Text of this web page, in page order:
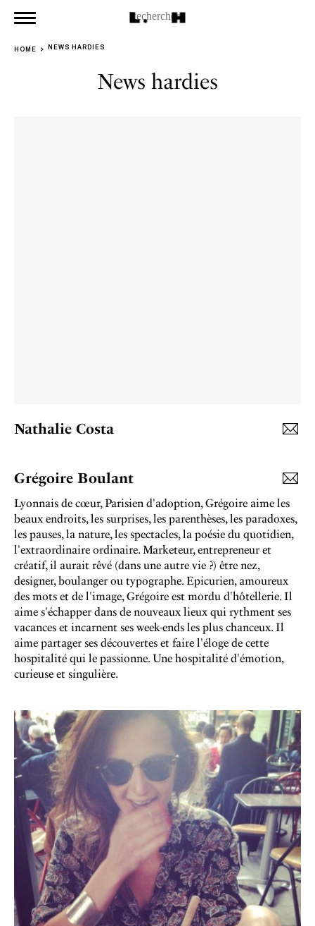
HOME NEWS HARDIES
News hardies
Nathalie Costa
Grégoire Boulant
Lyonnais de cœur, Parisien d'adoption, Grégoire aime les
beaux endroits, les surprises, les parenthèses, les paradoxes,
les pauses, la nature, les spectacles, la poésie du quotidien,
l'extraordinaire ordinaire. Marketeur, entrepreneur et
créatif, il aurait rêvé (dans une autre vie ?) être nez,
designer, boulanger ou typographe. Epicurien, amoureux
des mots et de l'image, Grégoire est mordu d'hôtellerie. Il
aime s'échapper dans de nouveaux lieux qui rythment ses
vacances et incarnent ses week-ends les plus chanceux. Il
aime partager ses découvertes et faire l'éloge de cette
hospitalité qui le passionne. Une hospitalité d'émotion,
curieuse et singulière.